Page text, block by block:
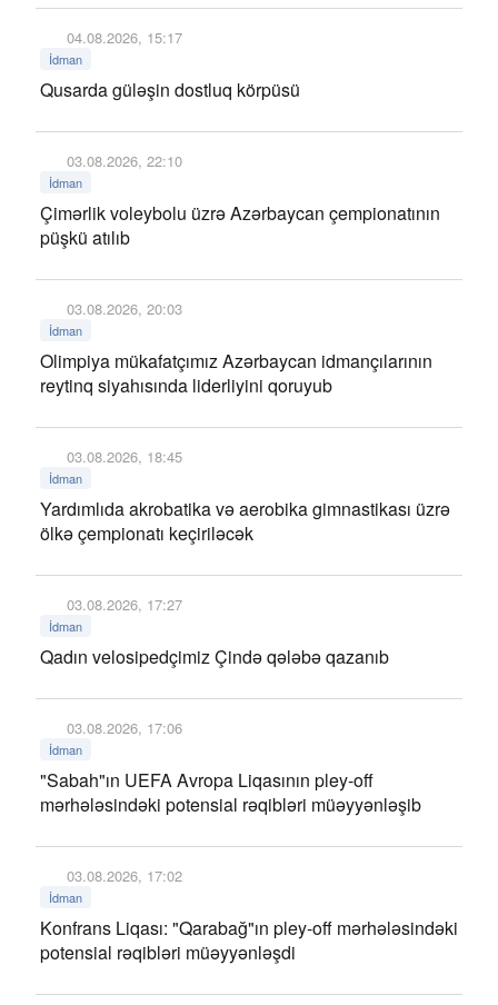
04.08.2026, 15:17
İdman
Qusarda güləşin dostluq körpüsü
03.08.2026, 22:10
İdman
Çimərlik voleybolu üzrə Azərbaycan çempionatının
püşkü atılıb
03.08.2026, 20:03
İdman
Olimpiya mükafatçımız Azərbaycan idmançılarının
reytinq siyahısında liderliyini qoruyub
03.08.2026, 18:45
İdman
Yardımlıda akrobatika və aerobika gimnastikası üzrə
ölkə çempionatı keçiriləcək
03.08.2026, 17:27
İdman
Qadın velosipedçimiz Çində qələbə qazanıb
03.08.2026, 17:06
İdman
"Sabah"ın UEFA Avropa Liqasının pley-off
mərhələsindəki potensial rəqibləri müəyyənləşib
03.08.2026, 17:02
İdman
Konfrans Liqası: "Qarabağ"ın pley-off mərhələsindəki
potensial rəqibləri müəyyənləşdi